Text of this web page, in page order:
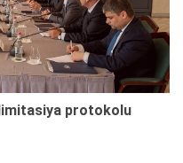
protokolu